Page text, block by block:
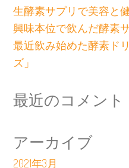
生酵素サプリで美容と
興味本位で飲んだ酵素
最近飲み始めた酵素ド
ズ」
最近のコメント
アーカイブ
2021年3月